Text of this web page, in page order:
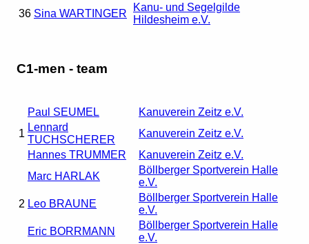
36 Sina WARTINGER
Kanu- und Segelgilde
Hildesheim e.V.
C1-men - team
1
Paul SEUMEL
Kanuverein Zeitz e.V.
Lennard
TUCHSCHERER
Kanuverein Zeitz e.V.
Hannes TRUMMER
Kanuverein Zeitz e.V.
2
Marc HARLAK
Böllberger Sportverein Halle
e.V.
Leo BRAUNE
Böllberger Sportverein Halle
e.V.
Eric BORRMANN
Böllberger Sportverein Halle
e.V.